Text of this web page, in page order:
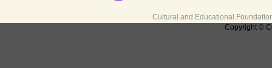
Cultural and Educational
Copyright ©